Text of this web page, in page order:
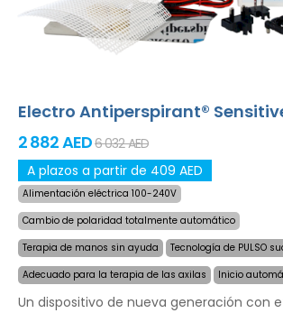
Electro Antiperspirant®
2 882 AED6 032 AED
A plazos a partir de 409 AED
Alimentación eléctrica 100-240V
Cambio de polaridad totalmente automático
Terapia de manos sin ayuda
Tecnología de PULSO
Adecuado para la terapia de las axilas
Inicio
Un dispositivo de nueva generación con